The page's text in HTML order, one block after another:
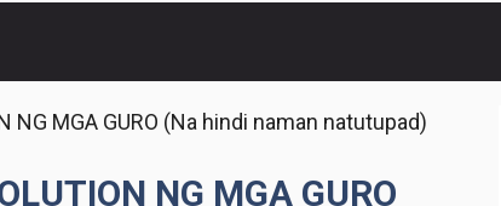
NG MGA GURO (Na hindi naman natutupad)
NG MGA GURO